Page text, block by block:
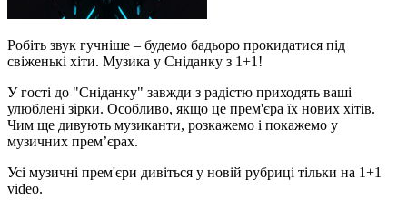
Робіть звук гучніше – будемо бадьоро прокидатися під
свіженькі хіти. Музика у Сніданку з 1+1!
У гості до "Сніданку" завжди з радістю приходять ваші
улюблені зірки. Особливо, якщо це прем'єра їх нових хітів.
Чим ще дивують музиканти, розкажемо і покажемо у
музичних прем’єрах.
Усі музичні прем'єри дивіться у новій рубриці тільки на 1+1
video.